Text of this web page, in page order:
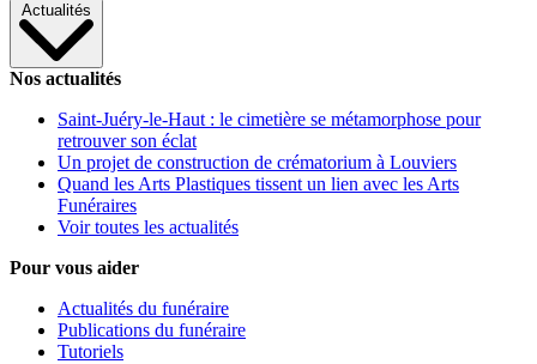
Actualités
Nos actualités
Saint-Juéry-le-Haut : le cimetière se métamorphose pour
retrouver son éclat
Un projet de construction de crématorium à Louviers
Quand les Arts Plastiques tissent un lien avec les Arts
Funéraires
Voir toutes les actualités
Pour vous aider
Actualités du funéraire
Publications du funéraire
Tutoriels